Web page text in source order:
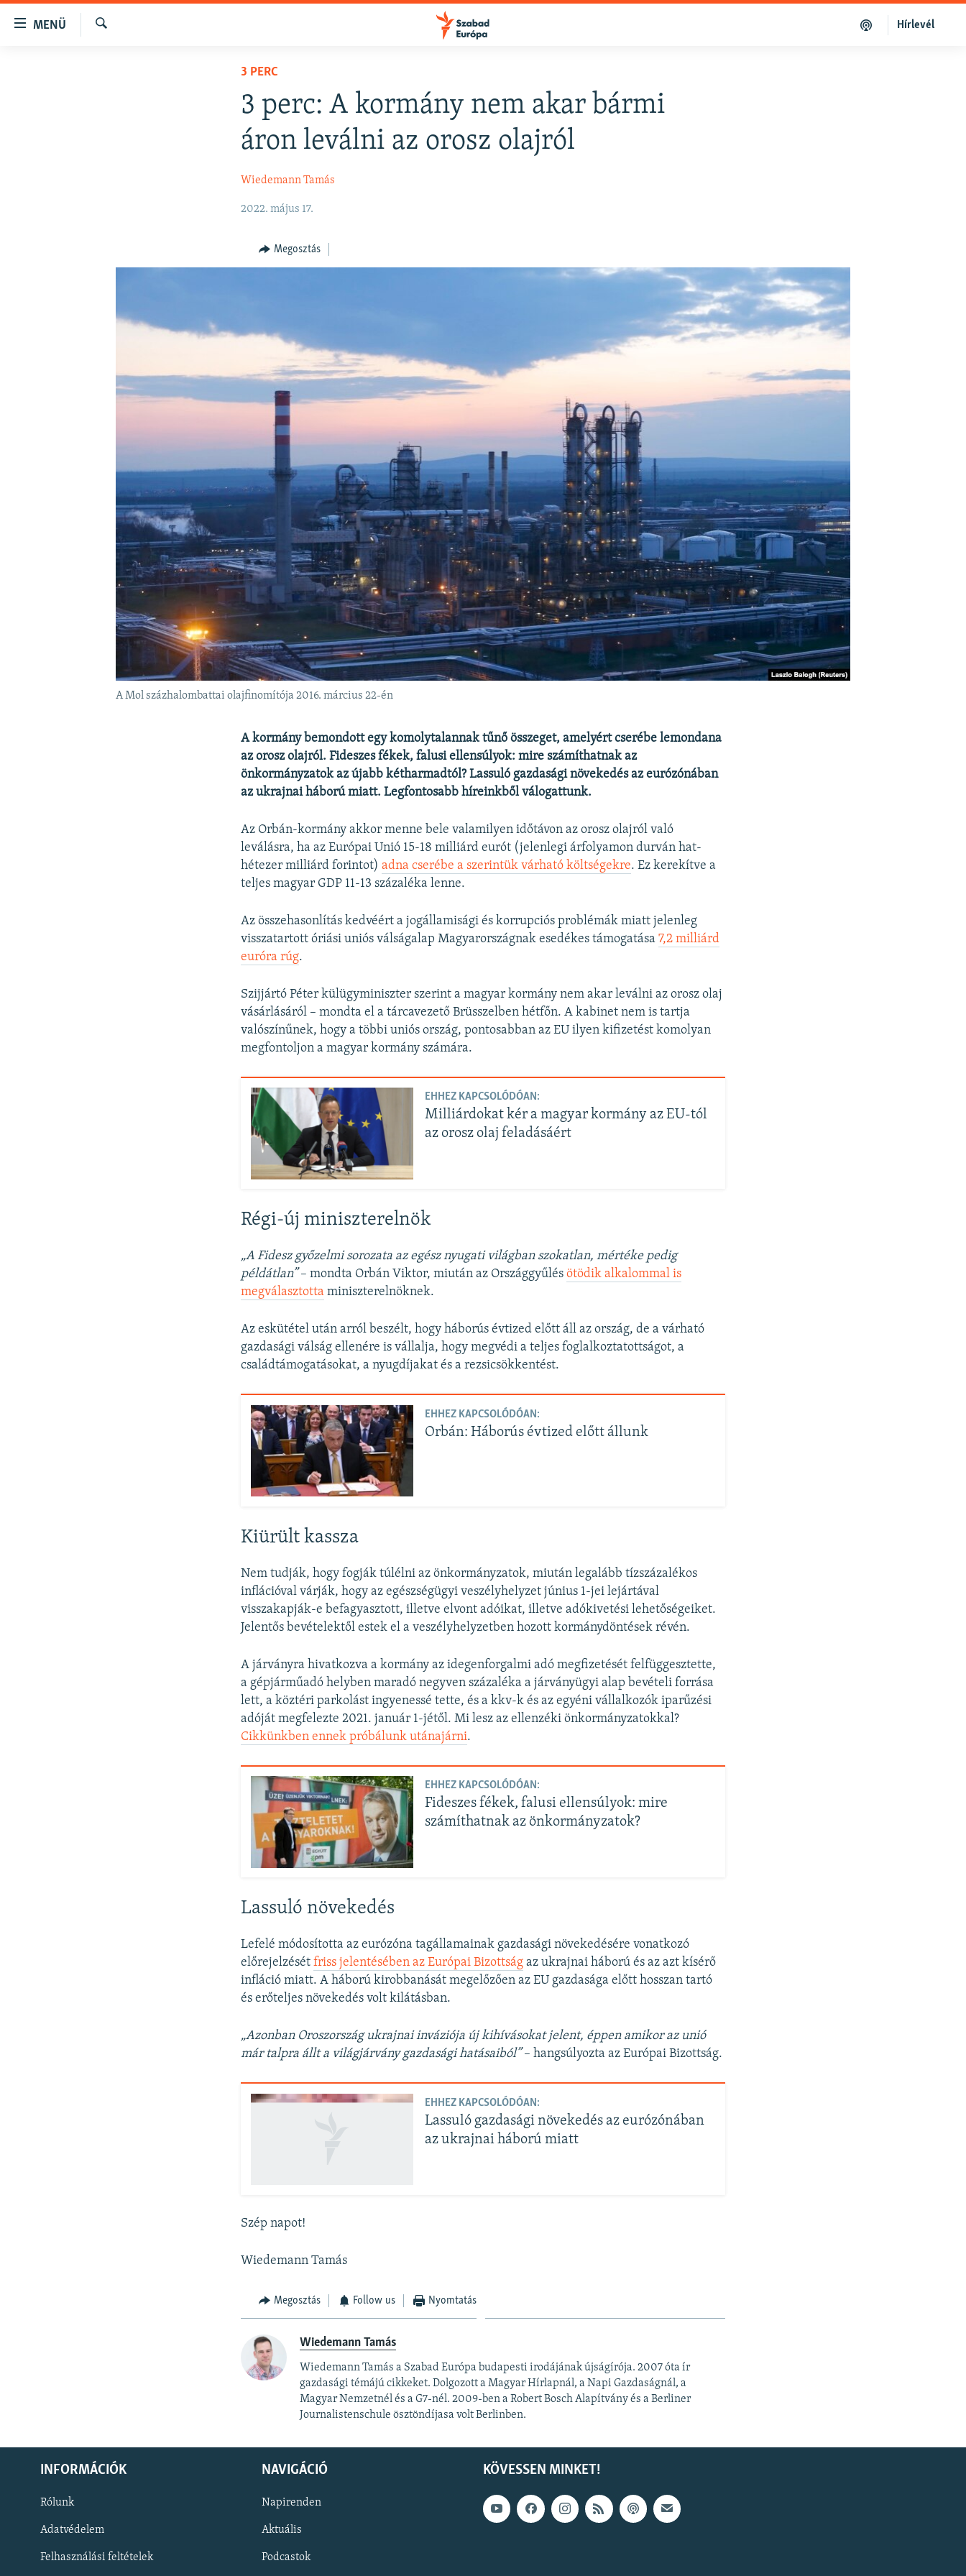
Akadálymentes
MENÜ
A MÚLT TANULSÁGAI
Hírlevél
3 PERC
3 perc: A kormány nem akar bármi
áron leválni az orosz olajról
Wiedemann Tamás
2022. május 17.
Megosztás
A Mol százhalombattai olajfinomítója 2016. március 22-én
A kormány bemondott egy komolytalannak tűnő összeget, amelyért cserébe lemondana
az orosz olajról. Fideszes fékek, falusi ellensúlyok: mire számíthatnak az
önkormányzatok az újabb kétharmadtól? Lassuló gazdasági növekedés az eurózónában
az ukrajnai háború miatt. Legfontosabb híreinkből válogattunk.
Az Orbán-kormány akkor menne bele valamilyen időtávon az orosz olajról való
leválásra, ha az Európai Unió 15-18 milliárd eurót (jelenlegi árfolyamon durván hat-
hétezer milliárd forintot)adna cserébe a szerintük várható költségekre. Ez kerekítve a
teljes magyar GDP 11-13 százaléka lenne.
Az összehasonlítás kedvéért a jogállamisági és korrupciós problémák miatt jelenleg
visszatartott óriási uniós válságalap Magyarországnak esedékes támogatása7,2 milliárd
euróra rúg.
Szijjártó Péter külügyminiszter szerint a magyar kormány nem akar leválni az orosz olaj
vásárlásáról – mondta el a tárcavezető Brüsszelben hétfőn. A kabinet nem is tartja
valószínűnek, hogy a többi uniós ország, pontosabban az EU ilyen kifizetést komolyan
megfontoljon a magyar kormány számára.
EHHEZ KAPCSOLÓDÓAN:
Milliárdokat kér a magyar kormány az EU-tól
az orosz olaj feladásáért
Régi-új miniszterelnök
„A Fidesz győzelmi sorozata az egész nyugati világban szokatlan, mértéke pedig
példátlan”– mondta Orbán Viktor, miután az Országgyűlésötödik alkalommal is
megválasztotta miniszterelnöknek.
Az eskütétel után arról beszélt, hogy háborús évtized előtt áll az ország, de a várható
gazdasági válság ellenére is vállalja, hogy megvédi a teljes foglalkoztatottságot, a
családtámogatásokat, a nyugdíjakat és a rezsicsökkentést.
EHHEZ KAPCSOLÓDÓAN:
Orbán: Háborús évtized előtt állunk
Kiürült kassza
Nem tudják, hogy fogják túlélni az önkormányzatok, miután legalább tízszázalékos
inflációval várják, hogy az egészségügyi veszélyhelyzet június 1-jei lejártával
visszakapják-e befagyasztott, illetve elvont adóikat, illetve adókivetési lehetőségeiket.
Jelentős bevételektől estek el a veszélyhelyzetben hozott kormánydöntések révén.
A járványra hivatkozva a kormány az idegenforgalmi adó megfizetését felfüggesztette,
a gépjárműadó helyben maradó negyven százaléka a járványügyi alap bevételi forrása
lett, a köztéri parkolást ingyenessé tette, és a kkv-k és az egyéni vállalkozók iparűzési
adóját megfelezte 2021. január 1-jétől. Mi lesz az ellenzéki önkormányzatokkal?
Cikkünkben ennek próbálunk utánajárni.
EHHEZ KAPCSOLÓDÓAN:
Fideszes fékek, falusi ellensúlyok: mire
számíthatnak az önkormányzatok?
Lassuló növekedés
Lefelé módosította az eurózóna tagállamainak gazdasági növekedésére vonatkozó
előrejelzésétfriss jelentésében az Európai Bizottság az ukrajnai háború és az azt kísérő
infláció miatt. A háború kirobbanását megelőzően az EU gazdasága előtt hosszan tartó
és erőteljes növekedés volt kilátásban.
„Azonban Oroszország ukrajnai inváziója új kihívásokat jelent, éppen amikor az unió
már talpra állt a világjárvány gazdasági hatásaiból”– hangsúlyozta az Európai Bizottság.
EHHEZ KAPCSOLÓDÓAN:
Lassuló gazdasági növekedés az eurózónában
az ukrajnai háború miatt
Szép napot!
Wiedemann Tamás
Megosztás Follow us Nyomtatás
Wiedemann Tamás
Wiedemann Tamás a Szabad Európa budapesti irodájának újságírója. 2007 óta ír
gazdasági témájú cikkeket. Dolgozott a Magyar Hírlapnál, a Napi Gazdaságnál, a
Magyar Nemzetnél és a G7-nél. 2009-ben a Robert Bosch Alapítvány és a Berliner
Journalistenschule ösztöndíjasa volt Berlinben.
KÖVESSEN MINKET!
INFORMÁCIÓK
Rólunk
Adatvédelem
Felhasználási feltételek
NAVIGÁCIÓ
Napirenden
Aktuális
Podcastok